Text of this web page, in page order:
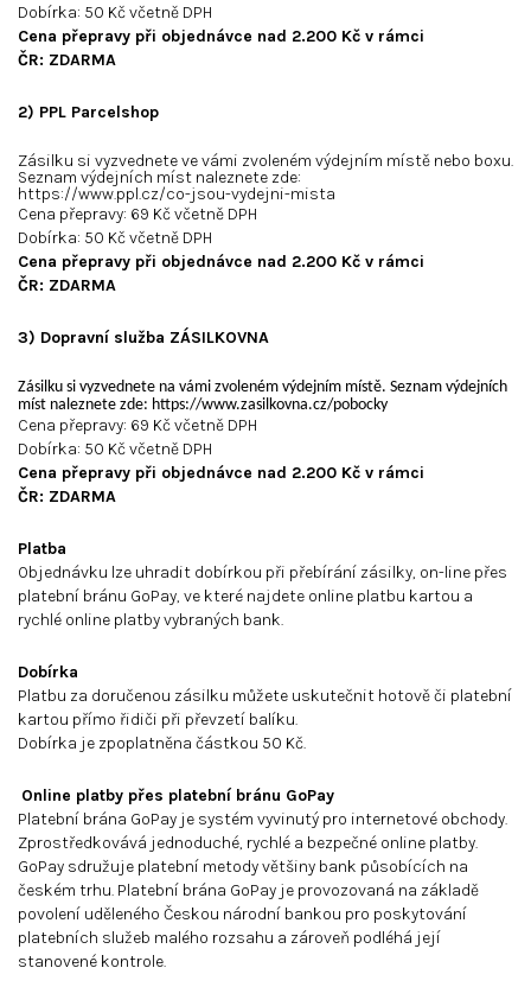
Dobírka: 50 Kč včetně DPH
Cena přepravy při objednávce nad 2.200 Kč v rámci
ČR: ZDARMA
2) PPL Parcelshop
Zásilku si vyzvednete ve vámi zvoleném výdejním místě nebo boxu.
Seznam výdejních míst naleznete zde:
https://www.ppl.cz/co-jsou-vydejni-mista
Cena přepravy: 69 Kč včetně DPH
Dobírka: 50 Kč včetně DPH
Cena přepravy při objednávce nad 2.200 Kč v rámci
ČR: ZDARMA
3) Dopravní služba ZÁSILKOVNA
Zásilku si vyzvednete na vámi zvoleném výdejním místě. Seznam výdejních
míst naleznete zde: https://www.zasilkovna.cz/pobocky
Cena přepravy: 69 Kč včetně DPH
Dobírka: 50 Kč včetně DPH
Cena přepravy při objednávce nad 2.200 Kč v rámci
ČR: ZDARMA
Platba
Objednávku lze uhradit dobírkou při přebírání zásilky, on-line přes
platební bránu GoPay, ve které najdete online platbu kartou a
rychlé online platby vybraných bank.
Dobírka
Platbu za doručenou zásilku můžete uskutečnit hotově či platební
kartou přímo řidiči při převzetí balíku.
Dobírka je zpoplatněna částkou 50 Kč.
Online platby přes platební bránu GoPay
Platební brána GoPay je systém vyvinutý pro internetové obchody.
Zprostředkovává jednoduché, rychlé a bezpečné online platby.
GoPay sdružuje platební metody většiny bank působících na
českém trhu. Platební brána GoPay je provozovaná na základě
povolení uděleného Českou národní bankou pro poskytování
platebních služeb malého rozsahu a zároveň podléhá její
stanovené kontrole.